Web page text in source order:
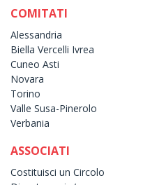
COMITATI
Alessandria
Biella Vercelli Ivrea
Cuneo Asti
Novara
Torino
Valle Susa-Pinerolo
Verbania
ASSOCIATI
Costituisci un Circolo